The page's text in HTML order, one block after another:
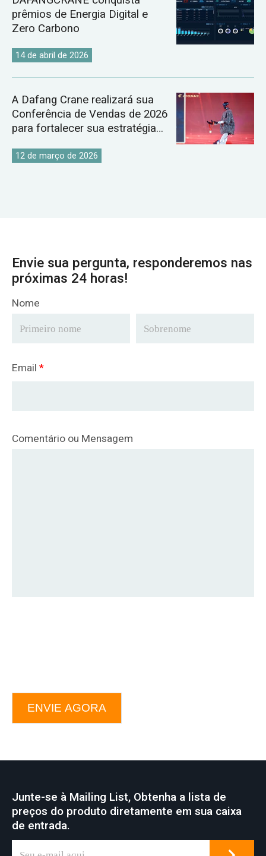
prêmios de Energia Digital e
Zero Carbono
14 de abril de 2026
A Dafang Crane realizará sua
Conferência de Vendas de 2026
para fortalecer sua estratégia
guindastes.
12 de março de 2026
Envie sua pergunta, responderemos nas
próximas 24 horas!
Nome
Email *
Comentário ou Mensagem
ENVIE AGORA
Junte-se à Mailing List, Obtenha a lista de
preços do produto diretamente em sua caixa
de entrada.